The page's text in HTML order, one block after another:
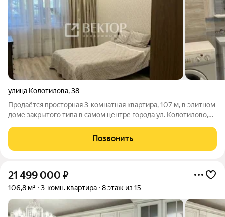
улица Колотилова,38
Продаётся просторная 3-комнатная квартира, 107 м, в элитном
доме закрытого типа в самом центре города ул. Колотилово,
евроремонт выполнен с вниманием к деталям, повсюду
качественные материалы и
Позвонить
21 499 000 ₽
106,8 м² 3-комн. квартира 8 этаж из 15